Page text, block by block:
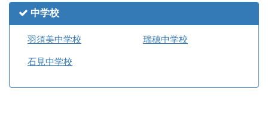
中学校
羽須美中学校 瑞穂中学校
石見中学校